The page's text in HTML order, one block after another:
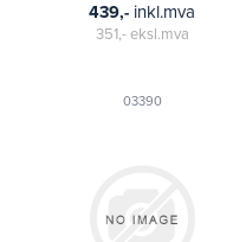
03390
439,- inkl.mva
351,-eksl.mva